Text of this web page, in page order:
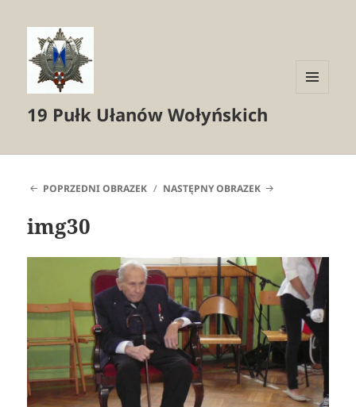
19 Pułk Ułanów Wołyńskich
POPRZEDNI OBRAZEK NASTĘPNY OBRAZEK
img30